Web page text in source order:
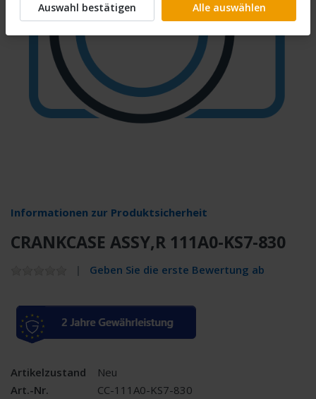
Informationen zur Produktsicherheit
CRANKCASE ASSY,R 111A0-KS7-830
Geben Sie die erste Bewertung ab
Artikelzustand
Neu
Art.-Nr.
CC-111A0-KS7-830
Auswahl bestätigen Alle auswählen